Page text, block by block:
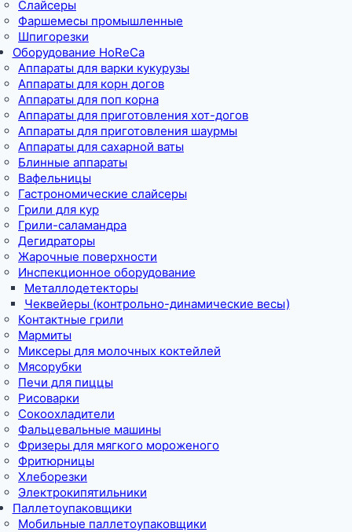
Слайсеры
Фаршемесы промышленные
Шпигорезки
Оборудование HoReCa
Аппараты для варки кукурузы
Аппараты для корн догов
Аппараты для поп корна
Аппараты для приготовления хот-догов
Аппараты для приготовления шаурмы
Аппараты для сахарной ваты
Блинные аппараты
Вафельницы
Гастрономические слайсеры
Грили для кур
Грили-саламандра
Дегидраторы
Жарочные поверхности
Инспекционное оборудование
Металлодетекторы
Чеквейеры (контрольно-динамические весы)
Контактные грили
Мармиты
Миксеры для молочных коктейлей
Мясорубки
Печи для пиццы
Рисоварки
Сокоохладители
Фальцевальные машины
Фризеры для мягкого мороженого
Фритюрницы
Хлеборезки
Электрокипятильники
Паллетоупаковщики
Мобильные паллетоупаковщики